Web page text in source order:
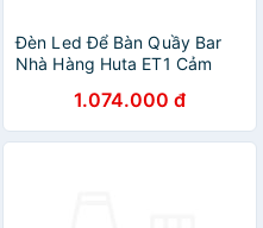
Đèn Led Để Bàn Quầy Bar
Nhà Hàng Huta ET1 Cảm
Chỉnh Độ Sáng, 3 Màu Sắc
Ánh Sáng, Decor Trang Trí
Quán Cà Phê, Lounge
1.074.000 đ